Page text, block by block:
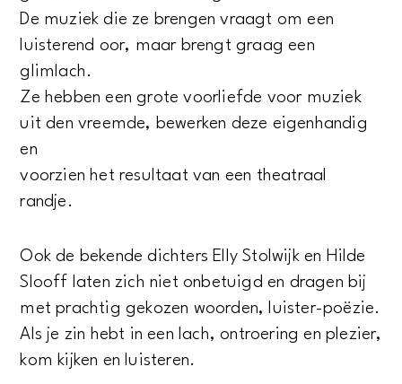
De muziek die ze brengen vraagt om een
luisterend oor, maar brengt graag een
glimlach.
Ze hebben een grote voorliefde voor muziek
uit den vreemde, bewerken deze eigenhandig
en
voorzien het resultaat van een theatraal
randje.
Ook de bekende dichters Elly Stolwijk en Hilde
Slooff laten zich niet onbetuigd en dragen bij
met prachtig gekozen woorden, luister-poëzie.
Als je zin hebt in een lach, ontroering en plezier,
kom kijken en luisteren.